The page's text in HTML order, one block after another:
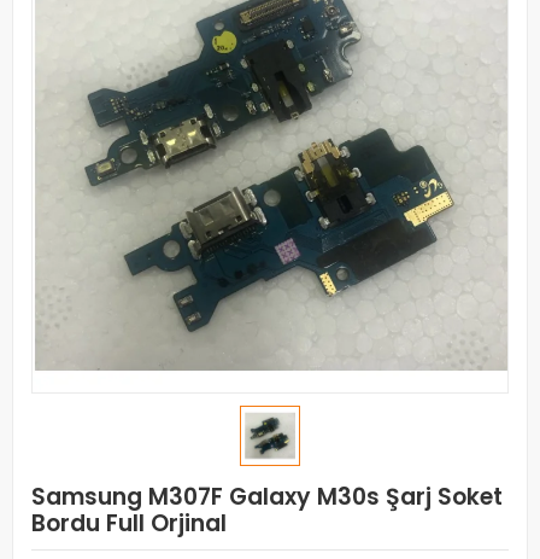
Samsung M307F Galaxy M30s Şarj Soket
Bordu Full Orjinal